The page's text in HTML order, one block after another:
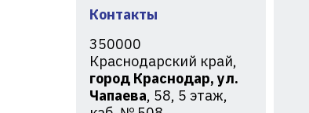
Контакты
350000
Краснодарский край,
город Краснодар, ул.
Чапаева, 58, 5 этаж,